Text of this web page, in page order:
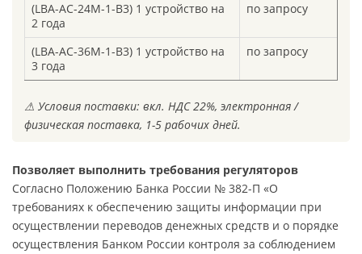
(LBA-AC-24M-1-B3) 1 устройство на
2 года
по запросу
(LBA-AC-36M-1-B3) 1 устройство на
3 года
по запросу
⚠ Условия поставки: вкл. НДС 22%, электронная /
физическая поставка, 1-5 рабочих дней.
Позволяет выполнить требования регуляторов
Согласно Положению Банка России № 382-П «О
требованиях к обеспечению защиты информации при
осуществлении переводов денежных средств и о порядке
осуществления Банком России контроля за соблюдением